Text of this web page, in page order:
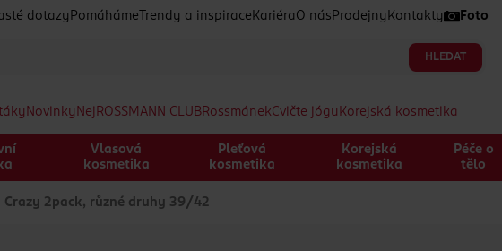
dotazy Pomáháme Trendy a inspirace Kariéra O nás Prodejny Kontakty Foto
HLEDAT
Novinky Nej ROSSMANN CLUBRossmánekCvičte jógu Korejská kosmetika
Vlasová
kosmetika
Pleťová
kosmetika
Korejská
kosmetika
Péče o
tělo
Crazy 2pack, různé druhy 39/42